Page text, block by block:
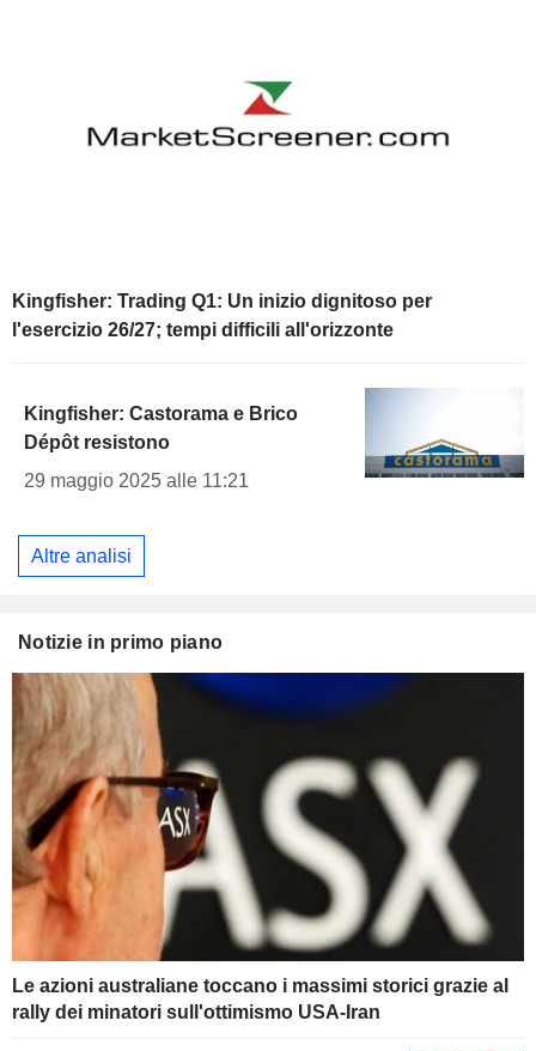
Kingfisher: Trading Q1: Un inizio dignitoso per
l'esercizio 26/27; tempi difficili all'orizzonte
Kingfisher: Castorama e Brico
Dépôt resistono
29 maggio 2025 alle 11:21
Altre analisi
Notizie in primo piano
Le azioni australiane toccano i massimi storici grazie al
rally dei minatori sull'ottimismo USA-Iran